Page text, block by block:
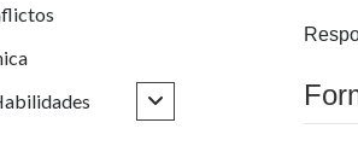
abrir
menú